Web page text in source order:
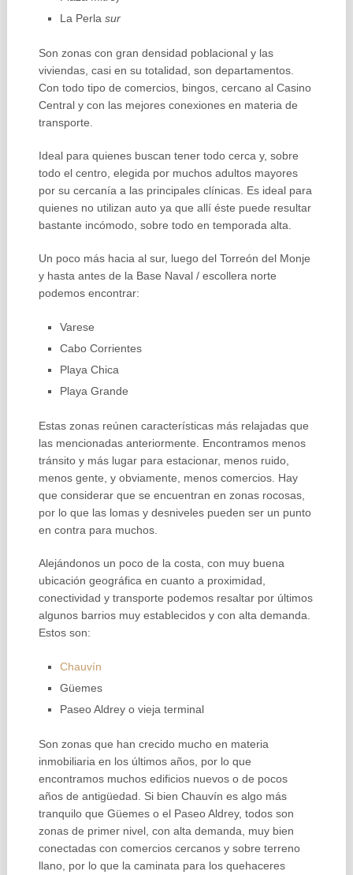
La Perla sur
Son zonas con gran densidad poblacional y las
viviendas, casi en su totalidad, son departamentos.
Con todo tipo de comercios, bingos, cercano al Casino
Central y con las mejores conexiones en materia de
transporte.
Ideal para quienes buscan tener todo cerca y, sobre
todo el centro, elegida por muchos adultos mayores
por su cercanía a las principales clínicas. Es ideal para
quienes no utilizan auto ya que allí éste puede resultar
bastante incómodo, sobre todo en temporada alta.
Un poco más hacia al sur, luego del Torreón del Monje
y hasta antes de la Base Naval / escollera norte
podemos encontrar:
Varese
Cabo Corrientes
Playa Chica
Playa Grande
Estas zonas reúnen características más relajadas que
las mencionadas anteriormente. Encontramos menos
tránsito y más lugar para estacionar, menos ruido,
menos gente, y obviamente, menos comercios. Hay
que considerar que se encuentran en zonas rocosas,
por lo que las lomas y desniveles pueden ser un punto
en contra para muchos.
Alejándonos un poco de la costa, con muy buena
ubicación geográfica en cuanto a proximidad,
conectividad y transporte podemos resaltar por últimos
algunos barrios muy establecidos y con alta demanda.
Estos son:
Chauvín
Güemes
Paseo Aldrey o vieja terminal
Son zonas que han crecido mucho en materia
inmobiliaria en los últimos años, por lo que
encontramos muchos edificios nuevos o de pocos
años de antigüedad. Si bien Chauvín es algo más
tranquilo que Güemes o el Paseo Aldrey, todos son
zonas de primer nivel, con alta demanda, muy bien
conectadas con comercios cercanos y sobre terreno
llano, por lo que la caminata para los quehaceres